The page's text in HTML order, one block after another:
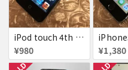
iPod touch 4th 32GB バッテリー劣化あり
¥980
¥1,380